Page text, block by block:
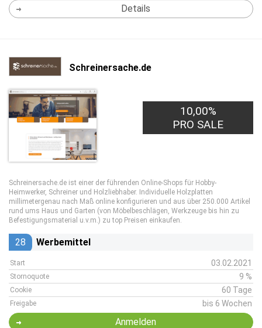
Details
Schreinersache.de
10,00%
PRO SALE
Schreinersache.de ist einer der führenden Online-Shops für Hobby-
Heimwerker, Schreiner und Holzliebhaber. Individuelle Holzplatten
millimetergenau nach Maß online konfigurieren und aus über 250.000 Artikel
rund ums Haus und Garten (von Möbelbeschlägen, Werkzeuge bis hin zu
Befestigungsmaterial u.v.m.) zu top Preisen einkaufen.
28 Werbemittel
Start 03.02.2021
Stornoquote 9 %
Cookie 60 Tage
Freigabe bis 6 Wochen
Anmelden